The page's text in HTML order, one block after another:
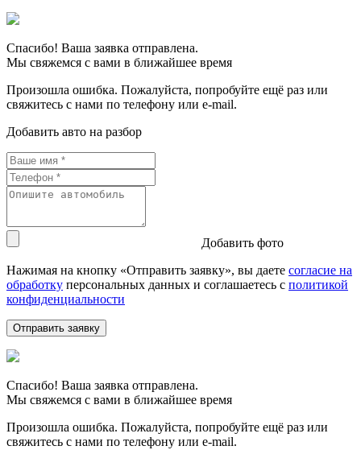
Спасибо! Ваша заявка отправлена.
Мы свяжемся с вами в ближайшее время
Произошла ошибка. Пожалуйста, попробуйте ещё раз или
свяжитесь с нами по телефону или e-mail.
Добавить авто на разбор
Добавить фото
Нажимая на кнопку «Отправить заявку», вы даете согласие на
обработку персональных данных и соглашаетесь c политикой
конфиденциальности
Спасибо! Ваша заявка отправлена.
Мы свяжемся с вами в ближайшее время
Произошла ошибка. Пожалуйста, попробуйте ещё раз или
свяжитесь с нами по телефону или e-mail.